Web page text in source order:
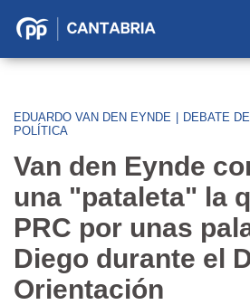
Partido
Cantabria
EDUARDO VAN DEN EYNDE
DEBATE
POLÍTICA
Van den Eynde
una "pataleta" la
PRC por unas
Diego durante el
Orientación